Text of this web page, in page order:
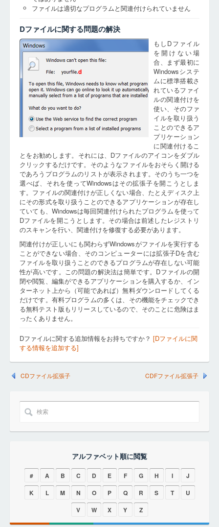
ファイルは適切なプログラムと関連付けられていません
Dファイルに関する問題の解決
d
もしDファイル
を開けない場
合、まず最初に
Windowsシステ
ムに標準搭載さ
れているファイ
ルの関連付けを
使い、そのファ
イルを取り扱う
ことのできるア
プリケーション
に関連付けるこ
とをお勧めします。それには、Dファイルのアイコンをダブル
クリックするだけです。そのようなファイルをおそらく開ける
であろうプログラムのリストが表示されます。そのうち一つを
選べば、それを使ってWindowsはその拡張子を開こうとしま
す。ファイルの関連付けが正しくない場合、たとえディスク上
にその形式を取り扱うことのできるアプリケーションが存在し
ていても、Windowsは毎回関連付けられたプログラムを使って
Dファイルを開こうとします。その場合は前述したレジストリ
のスキャンを行い、関連付けを修復する必要があります。
関連付けが正しいにも関わらずWindowsがファイルを実行する
ことができない場合、そのコンピューターには拡張子Dを含む
ファイルを取り扱うことのできるプログラムが存在しない可能
性が高いです。この問題の解決法は簡単です。Dファイルの開
閉や閲覧、編集ができるアプリケーションを購入するか、イン
ターネット上から（可能であれば）無料ダウンロードしてくる
だけです。有料プログラムの多くは、その機能をチェックでき
る無料テスト版もリリースしているので、そのことに危険はま
ったくありません。
Dファイルに関する追加情報をお持ちですか？ [Dファイルに関
する情報を追加する]
CDファイル拡張子 CDFファイル拡張子
アルファベット順に閲覧
# A B C D E F G H I
J
K
L M N O P Q R S T
U
V
W X Y Z